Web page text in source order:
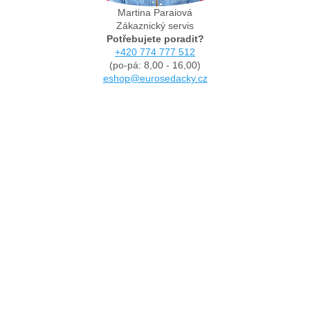
Martina Paraiová
Zákaznický servis
Potřebujete poradit?
+420 774 777 512
(po-pá: 8,00 - 16,00)
eshop@eurosedacky.cz